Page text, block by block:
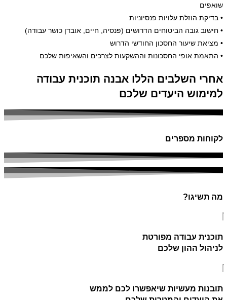
שואפים
• בדיקת הוזלת עלויות פנסיוניות
• חישוב גובה הביטוחים הדרושים (פנסיה, חיים, אובדן כושר עבודה)
• מציאת שיעור החסכון החודשי הדרוש
• התאמת אופי החסכונות וההשקעות לצרכים והשאיפות שלכם
אחרי השלבים הללו אבנה תוכנית עבודה
למימוש היעדים שלכם
לקוחות מספרים
מה תשיגו?
תוכנית עבודה מפורטת
לניהול ההון שלכם
תובנות מעשיות שיאפשרו לכם לממש